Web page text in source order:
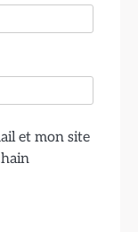
et mon site